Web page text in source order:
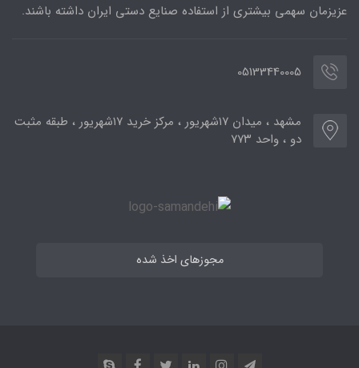
عزیزمان سهمی بیشتری از استفاده صنایع دستی ایران داشته باشند.
05133440005
مشهد ، میدان ۱۷شهریور ، مرکز خرید ۱۷شهریور ، طبقه مثبت
دو ، واحد ۷۷۳
مجوزهای اخذ شده